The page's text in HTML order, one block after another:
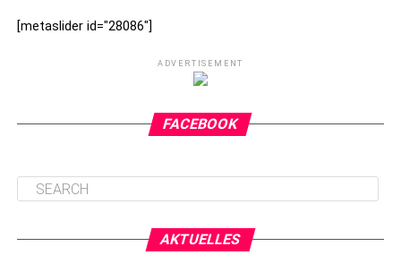
[metaslider id="28086"]
ADVERTISEMENT
FACEBOOK
AKTUELLES